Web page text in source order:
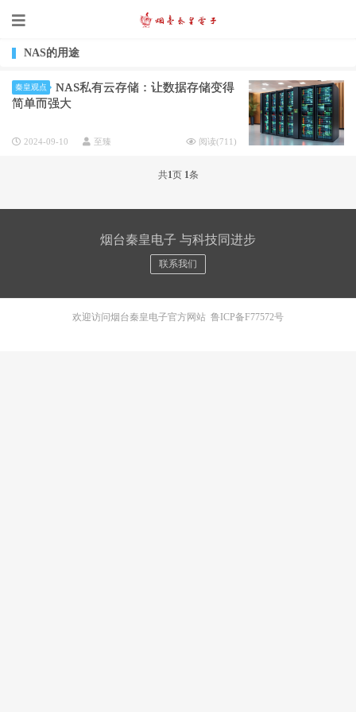
NAS的用途
秦皇观点
NAS私有云存储：让数据存储变得
简单而强大
2024-09-10 至臻 阅读(711 )
共1页 1条
烟台秦皇电子 与科技同进步
联系我们
欢迎访问烟台秦皇电子官方网站 鲁ICP备F77572号